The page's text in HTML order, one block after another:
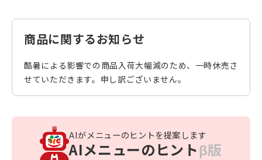
商品に関するお知らせ
酷暑による影響での商品入荷大幅減のため、一時休売さ
せていただきます。申し訳ございません。
AIがメニューのヒントを提案します
AIメニューのヒントβ版